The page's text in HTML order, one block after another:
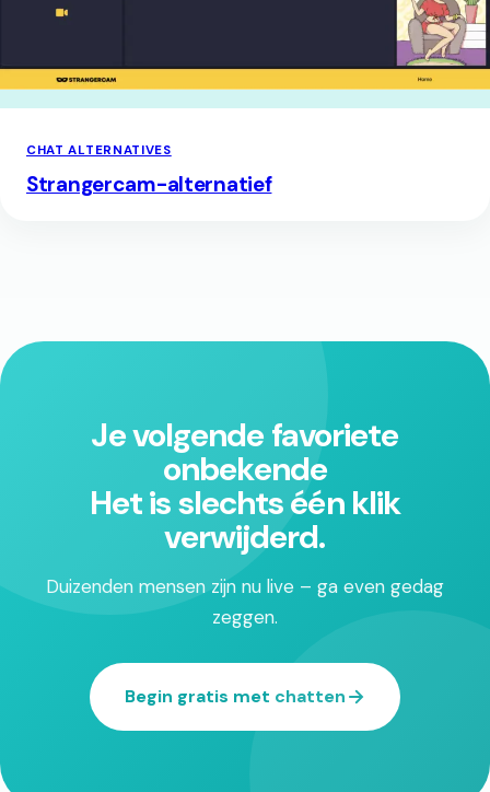
CHAT ALTERNATIVES
Strangercam-alternatief
Je volgende favoriete
onbekende
Het is slechts één klik
verwijderd.
Duizenden mensen zijn nu live – ga even gedag
zeggen.
Begin gratis met chatten